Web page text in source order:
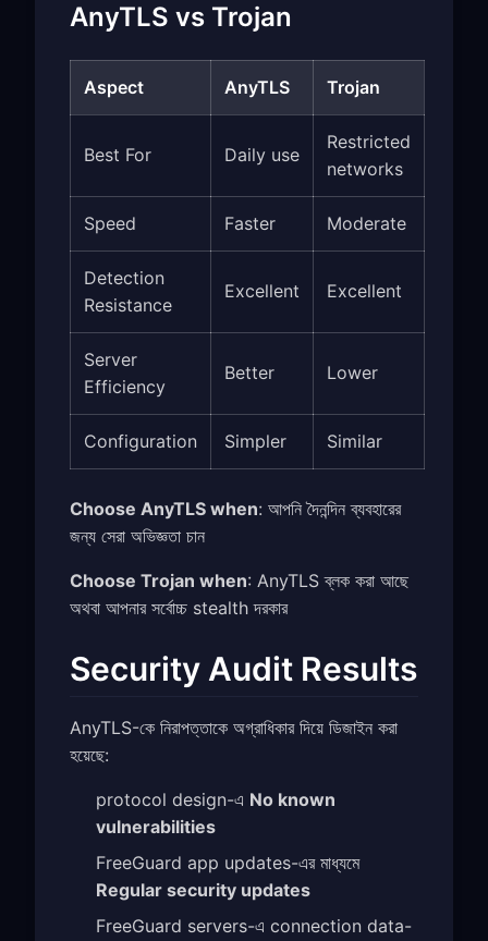
AnyTLS vs Trojan
Aspect AnyTLS Trojan
Best For Daily use
Restricted
networks
Speed Faster Moderate
Detection
Resistance
Excellent Excellent
Server
Efficiency
Better Lower
Configuration Simpler Similar
Choose AnyTLS when: আপনি দৈনন্দিন ব্যবহারের
জন্য সেরা অভিজ্ঞতা চান
Choose Trojan when: AnyTLS ব্লক করা আছে
অথবা আপনার সর্বোচ্চ stealth দরকার
Security Audit Results
AnyTLS-কে নিরাপত্তাকে অগ্রাধিকার দিয়ে ডিজাইন করা
হয়েছে:
protocol design-এ No known
vulnerabilities
FreeGuard app updates-এর মাধ্যমে
Regular security updates
FreeGuard servers-এ connection data-